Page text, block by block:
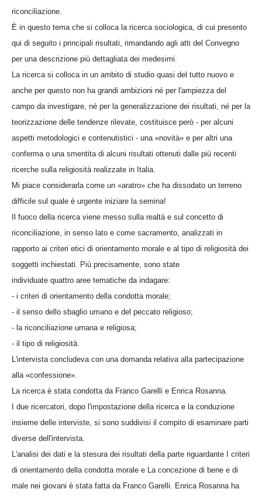
riconciliazione.
È in questo tema che si colloca la ricerca sociologica, di cui presento
qui di seguito i principali risultati, rimandando agli atti del Convegno
per una descrizione più dettagliata dei medesimi.
La ricerca si colloca in un ambito di studio quasi del tutto nuovo e
anche per questo non ha grandi ambizioni né per l'ampiezza del
campo da investigare, né per la generalizzazione dei risultati, né per la
teorizzazione delle tendenze rilevate, costituisce però - per alcuni
aspetti metodologici e contenutistici - una «novità» e per altri una
conferma o una smentita di alcuni risultati ottenuti dalle più recenti
ricerche sulla religiosità realizzate in Italia.
Mi piace considerarla come un «aratro» che ha dissodato un terreno
difficile sul quale è urgente iniziare la semina!
Il fuoco della ricerca viene messo sulla realtà e sul concetto di
riconciliazione, in senso lato e come sacramento, analizzati in
rapporto ai criteri etici di orientamento morale e al tipo di religiosità dei
soggetti inchiestati. Più precisamente, sono state
individuate quattro aree tematiche da indagare:
- i criteri di orientamento della condotta morale;
- il senso dello sbaglio umano e del peccato religioso;
- la riconciliazione umana e religiosa;
- il tipo di religiosità.
L'intervista concludeva con una domanda relativa alla partecipazione
alla «confessione».
La ricerca è stata condotta da Franco Garelli e Enrica Rosanna.
I due ricercatori, dopo l'impostazione della ricerca e la conduzione
insieme delle interviste, si sono suddivisi il compito di esaminare parti
diverse dell'intervista.
L'analisi dei dati e la stesura dei risultati della parte riguardante I criteri
di orientamento della condotta morale e La concezione di bene e di
male nei giovani è stata fatta da Franco Garelli. Enrica Rosanna ha